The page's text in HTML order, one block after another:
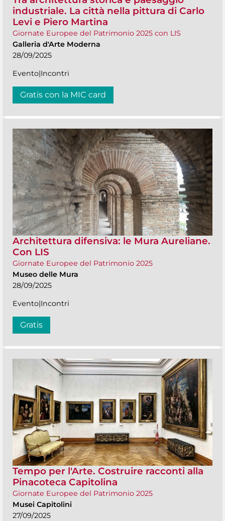
industriale. La città nella pittura di Carlo
Levi e Piero Martina
Giornate Europee del Patrimonio 2025 con LIS
Galleria d'Arte Moderna
28/09/2025
Evento|Incontri
Gratis con la MIC card
Architettura difensiva: le Mura Aureliane.
Con LIS
Giornate Europee del Patrimonio 2025
Museo delle Mura
28/09/2025
Evento|Incontri
Gratis
Tempo per l'Arte. Costruire racconti alla
Pinacoteca Capitolina
Giornate Europee del Patrimonio 2025
Musei Capitolini
27/09/2025